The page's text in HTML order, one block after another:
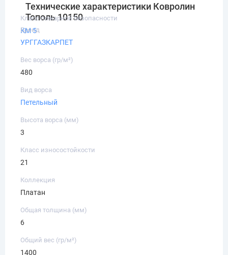
Технические характеристики Ковролин
Тополь 10150
Класс пожарной безопасности
КМ 5
Бренд
УРГГАЗКАРПЕТ
Вес ворса (гр/м²)
480
Вид ворса
Петельный
Высота ворса (мм)
3
Класс износостойкости
21
Коллекция
Платан
Общая толщина (мм)
6
Общий вес (гр/м²)
1400